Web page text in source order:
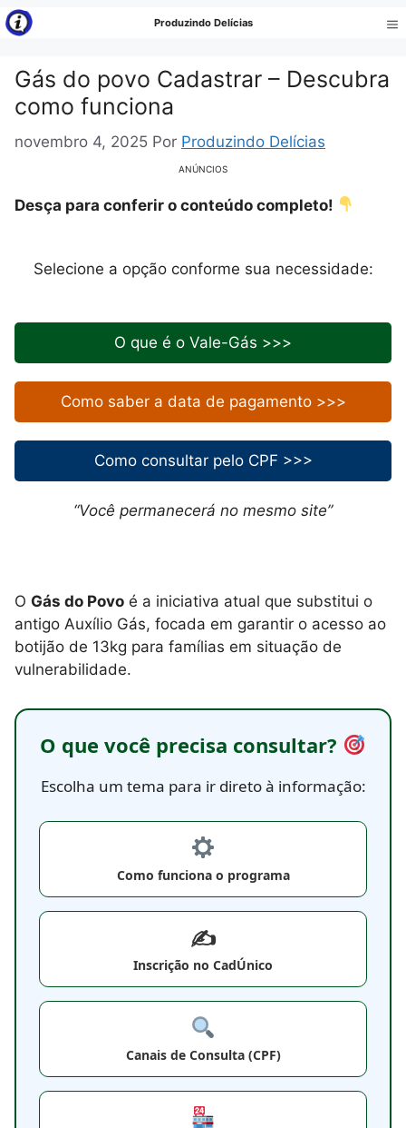
Pular
para
conteúdo
Produzindo Delícias
Gás do povo Cadastrar – Descubra
como funciona
novembro 4, 2025 Por Produzindo Delícias
ANÚNCIOS
Desça para conferir o conteúdo completo!
Selecione a opção conforme sua necessidade:
O que é o Vale-Gás >>>
Como saber a data de pagamento >>>
Como consultar pelo CPF >>>
“Você permanecerá no mesmo site”
O Gás do Povo é a iniciativa atual que substitui o
antigo Auxílio Gás, focada em garantir o acesso ao
botijão de 13kg para famílias em situação de
vulnerabilidade.
O que você precisa consultar?
Escolha um tema para ir direto à informação:
Como funciona o programa
✍️
Inscrição no CadÚnico
Canais de Consulta (CPF)